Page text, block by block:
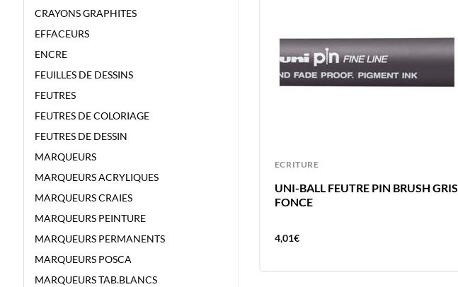
CRAYONS GRAPHITES
EFFACEURS
ENCRE
FEUILLES DE DESSINS
FEUTRES
FEUTRES DE COLORIAGE
FEUTRES DE DESSIN
MARQUEURS
MARQUEURS ACRYLIQUES
MARQUEURS CRAIES
MARQUEURS PEINTURE
MARQUEURS PERMANENTS
MARQUEURS POSCA
MARQUEURS TAB.BLANCS
ECRITURE
UNI-BALL FEUTRE PIN BRUSH GRIS
FONCE
4,01€
ECRITURE
FONCE
4,01€